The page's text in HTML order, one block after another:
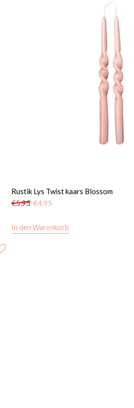
Rustik Lys Twist kaars Blossom
€5,95 €4,95
In den Warenkorb